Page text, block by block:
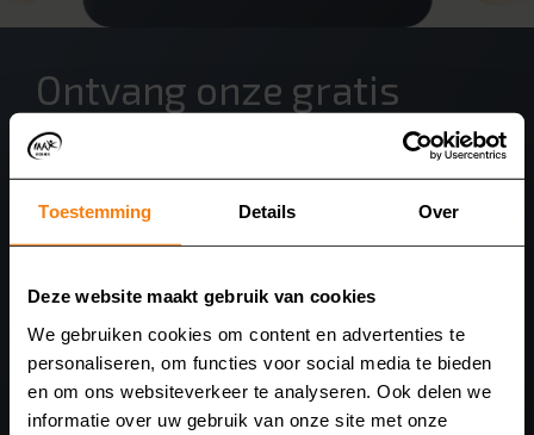
Toestemming Details Over
Deze website maakt gebruik van cookies
We gebruiken cookies om content en advertenties te
personaliseren, om functies voor social media te bieden
en om ons websiteverkeer te analyseren. Ook delen we
informatie over uw gebruik van onze site met onze
Ontvang onze gratis
brochure
bekijken? Vraag dan alvast onze gratis brochure aan.
bekijken.
Vraag uw gratis brochure aan